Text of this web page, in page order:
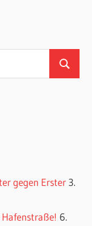
Suchen
gegen Erster 3.
Hafenstraße! 6.